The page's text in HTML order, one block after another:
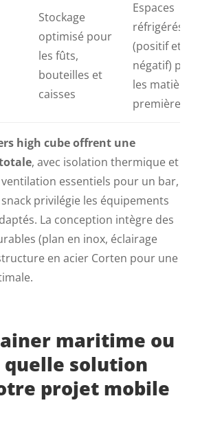
Stockage
optimisé pour
les fûts,
bouteilles et
caisses
Espaces
réfrigérés
(positif et
négatif) pour
les matières
premières
high cube offrent une
, avec isolation thermique et
essentiels pour un bar,
privilégie les équipements
La conception intègre des
(plan en inox, éclairage
en acier Corten pour une
maritime ou
solution
projet mobile